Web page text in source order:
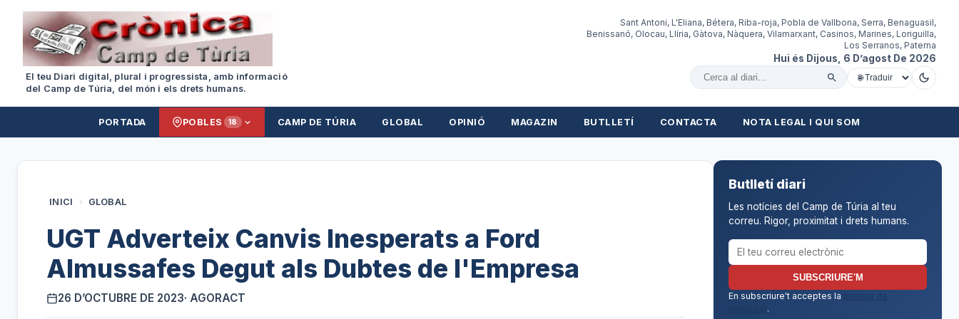
El teu Diari digital, plural i progressista, amb informació
del Camp de Túria, del món i els drets humans.
Sant Antoni, L'Eliana, Bétera, Riba-roja, Pobla de Vallbona, Serra, Benaguasil,
Benissanó, Olocau, Llíria, Gàtova, Nàquera, Vilamarxant, Casinos, Marines, Loriguilla,
Los Serranos, Paterna
Hui és Dijous, 6 D’agost De 2026
Cercar al diari
PORTADA POBLES 18 CAMP DE TÚRIA GLOBAL OPINIÓ MAGAZIN BUTLLETÍ CONTACTA NOTA LEGAL I QUI SOM
INICI › GLOBAL
UGT Adverteix Canvis Inesperats a Ford
Almussafes Degut als Dubtes de l'Empresa
26 D’OCTUBRE DE 2023· AGORACT
Butlletí diari
Les notícies del Camp de Túria al teu
correu. Rigor, proximitat i drets humans.
Correu electrònic per al butlletí
SUBSCRIURE'M
En subscriure't acceptes la
política de
.